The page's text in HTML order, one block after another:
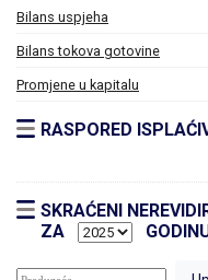
Bilans uspjeha
Bilans tokova gotovine
Promjene u kapitalu
RASPORED
SKRAĆENI
ZA